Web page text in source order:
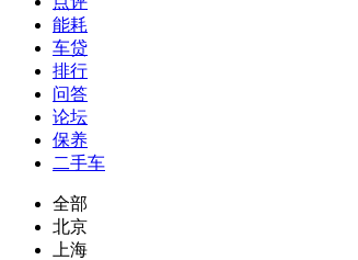
能耗
车贷
排行
问答
论坛
保养
二手车
全部
北京
上海